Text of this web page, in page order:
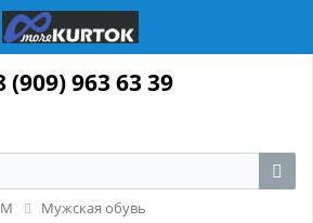
(909) 963 63 39
Мужская обувь